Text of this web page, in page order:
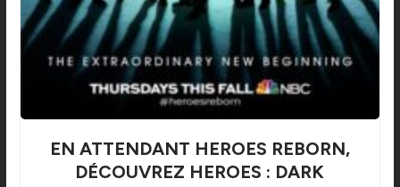
EN ATTENDANT HEROES REBORN,
DÉCOUVREZ HEROES : DARK